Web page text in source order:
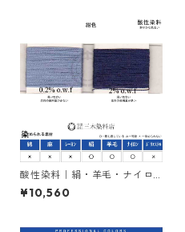
酸性染料｜絹・羊毛・ナイロ
ンを染める｜500g｜アシッド
ミーリングサイアニンGR（紺
¥10,560